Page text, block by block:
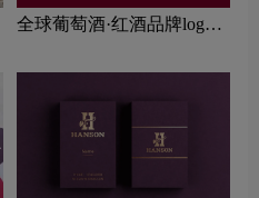
全球葡萄酒·红酒品牌logo